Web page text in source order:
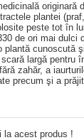
originară
plantei
peste tot în
de ori mai dulci
plantă cunoscută
largă pentru
zahăr, a
precum şi a
la acest produs !